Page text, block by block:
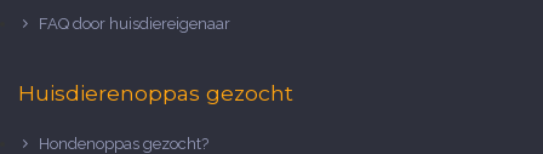
FAQ door huisdiereigenaar
Huisdierenoppas gezocht
Hondenoppas gezocht?